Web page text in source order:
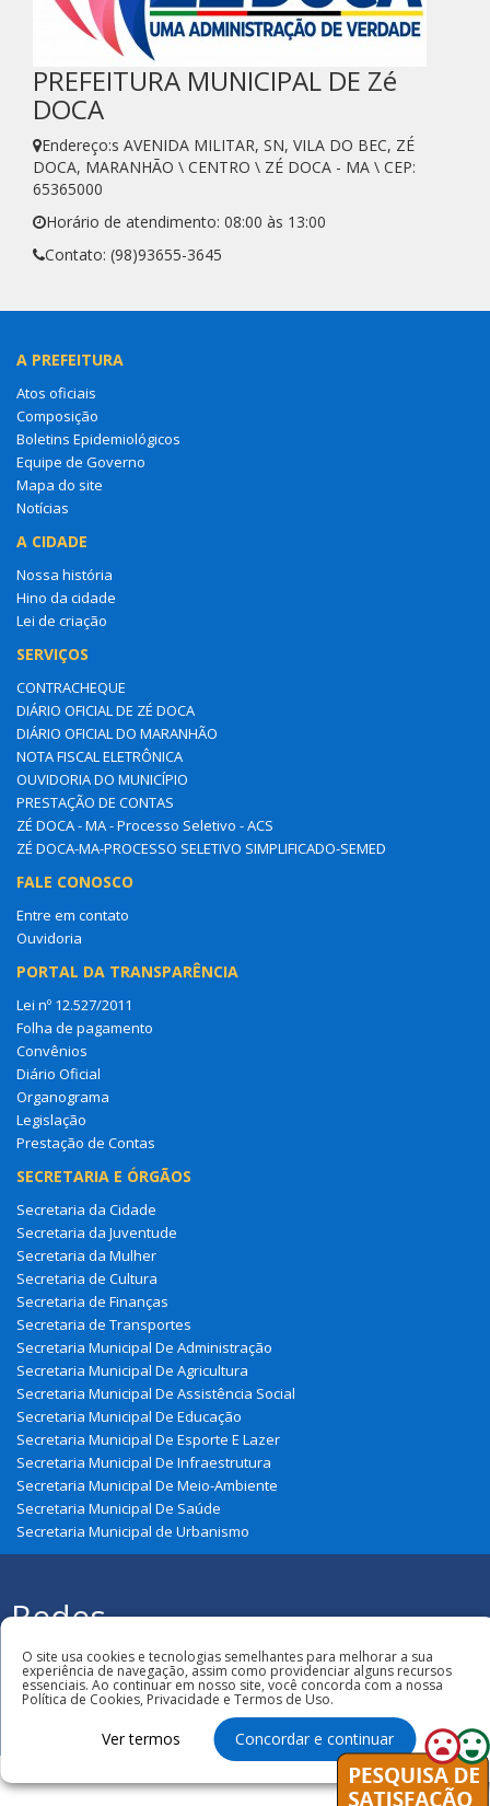
PREFEITURA MUNICIPAL DE Zé
DOCA
Endereço:s AVENIDA MILITAR, SN, VILA DO BEC, ZÉ
DOCA, MARANHÃO \ CENTRO \ ZÉ DOCA - MA \ CEP:
65365000
Horário de atendimento: 08:00 às 13:00
Contato: (98)93655-3645
A PREFEITURA
Atos oficiais
Composição
Boletins Epidemiológicos
Equipe de Governo
Mapa do site
Notícias
A CIDADE
Nossa história
Hino da cidade
Lei de criação
SERVIÇOS
CONTRACHEQUE
DIÁRIO OFICIAL DE ZÉ DOCA
DIÁRIO OFICIAL DO MARANHÃO
NOTA FISCAL ELETRÔNICA
OUVIDORIA DO MUNICÍPIO
PRESTAÇÃO DE CONTAS
ZÉ DOCA - MA - Processo Seletivo - ACS
ZÉ DOCA-MA-PROCESSO SELETIVO SIMPLIFICADO-SEMED
FALE CONOSCO
Entre em contato
Ouvidoria
PORTAL DA TRANSPARÊNCIA
Lei nº 12.527/2011
Folha de pagamento
Convênios
Diário Oficial
Organograma
Legislação
Prestação de Contas
SECRETARIA E ÓRGÃOS
Secretaria da Cidade
Secretaria da Juventude
Secretaria da Mulher
Secretaria de Cultura
Secretaria de Finanças
Secretaria de Transportes
Secretaria Municipal De Administração
Secretaria Municipal De Agricultura
Secretaria Municipal De Assistência Social
Secretaria Municipal De Educação
Secretaria Municipal De Esporte E Lazer
Secretaria Municipal De Infraestrutura
Secretaria Municipal De Meio-Ambiente
Secretaria Municipal De Saúde
Secretaria Municipal de Urbanismo
Redes
Sociais
Municipal de Zé Doca
O site usa cookies e tecnologias semelhantes para melhorar a sua
experiência de navegação, assim como providenciar alguns recursos
essenciais. Ao continuar em nosso site, você concorda com a nossa
Política de Cookies, Privacidade e Termos de Uso.
Ver termos Concordar e continuar